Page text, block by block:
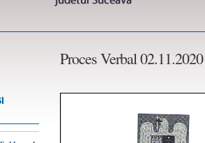
Proces Verbal 02.11.2020